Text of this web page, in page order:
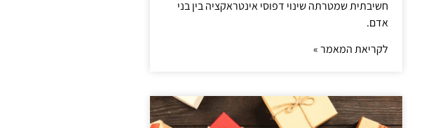
חשיבתית שמטרתה שינוי דפוסי אינטראקציה בין בני
אדם.
לקריאת המאמר »